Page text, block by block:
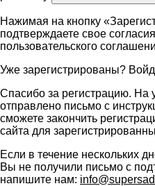
Нажимая на кнопку
подтверждаете свое
пользовательского
Уже зарегистрированы?
Спасибо за регистрацию. На
отправлено письмо с
сможете закончить
сайта для
Если в течение нескольких
Вы не получили письмо с
напишите нам: